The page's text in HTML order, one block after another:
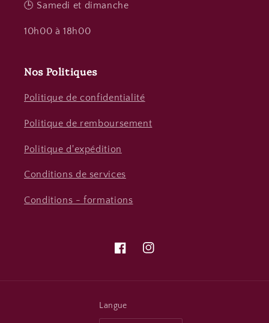
🕒 Samedi et dimanche
10h00 à 18h00
Nos Politiques
Politique de confidentialité
Politique de remboursement
Politique d'expédition
Conditions de services
Conditions - formations
FacebookInstagram
Langue